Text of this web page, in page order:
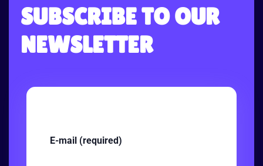
SUBSCRIBE TO OUR
NEWSLETTER
E-mail (required)